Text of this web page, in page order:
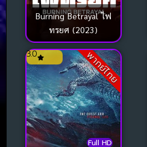
Burning Betrayal ไฟ
ทรยศ (2023)
พากย์ไทย
Full HD
3.0